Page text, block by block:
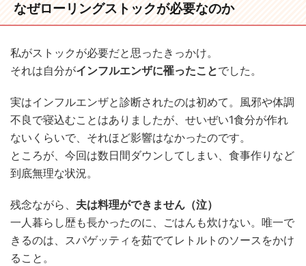
なぜローリングストックが必要なのか
私がストックが必要だと思ったきっかけ。
それは自分がインフルエンザに罹ったことでした。
実はインフルエンザと診断されたのは初めて。風邪や体調
不良で寝込むことはありましたが、せいぜい1食分が作れ
ないくらいで、それほど影響はなかったのです。
ところが、今回は数日間ダウンしてしまい、食事作りなど
到底無理な状況。
残念ながら、 夫は料理ができません（泣）
一人暮らし歴も長かったのに、ごはんも炊けない。唯一で
きるのは、スパゲッティを茹でてレトルトのソースをかけ
ること。